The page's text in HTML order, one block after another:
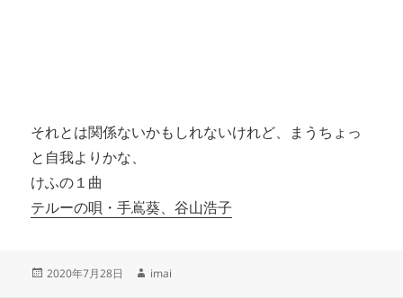
それとは関係ないかもしれないけれど、まうちょっ
と自我よりかな、
けふの１曲
テルーの唄・手嶌葵、谷山浩子
投
2020年7月28日
作
imai